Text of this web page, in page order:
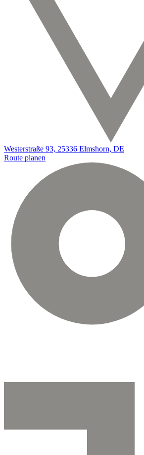
Westerstraße 93, 25336 Elmshorn, DE
Route planen